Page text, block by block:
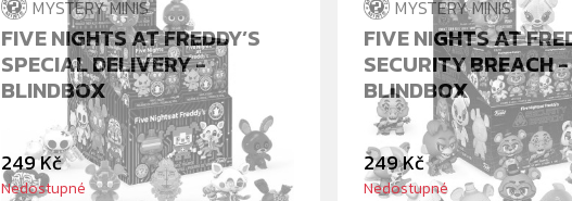
MYSTERY MINIS
FIVE NIGHTS AT FREDDY’S
SPECIAL DELIVERY -
BLINDBOX
249 Kč
Nedostupné
MYSTERY MINIS
FIVE NIGHTS AT
SECURITY BREACH -
BLINDBOX
249 Kč
Nedostupné